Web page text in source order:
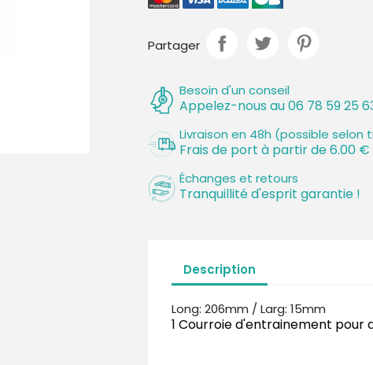
Partager
Besoin d'un conseil
Appelez-nous au 06 78 59 25
Livraison en 48h (possible selon
Frais de port à partir de 6.00 €
Échanges et retours
Tranquillité d'esprit garantie !
Description
Long: 206mm / Larg: 15mm
1 Courroie d'entrainement pour